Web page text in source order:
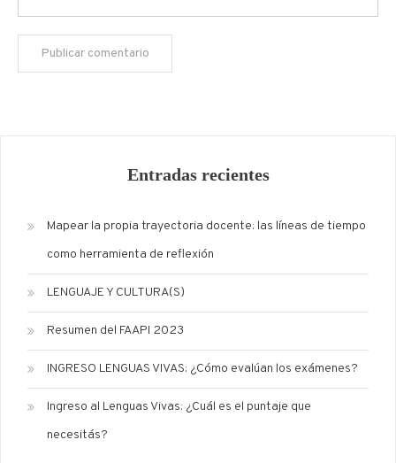
Entradas recientes
Mapear la propia trayectoria docente: las líneas de tiempo
como herramienta de reflexión
LENGUAJE Y CULTURA(S)
Resumen del FAAPI 2023
INGRESO LENGUAS VIVAS: ¿Cómo evalúan los exámenes?
Ingreso al Lenguas Vivas: ¿Cuál es el puntaje que
necesitás?